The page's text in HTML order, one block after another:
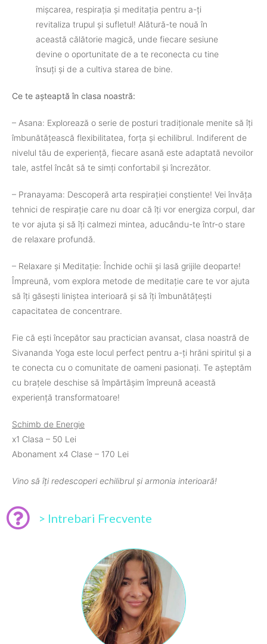
mișcarea, respirația și meditația pentru a-ți
revitaliza trupul și sufletul! Alătură-te nouă în
această călătorie magică, unde fiecare sesiune
devine o oportunitate de a te reconecta cu tine
însuți și de a cultiva starea de bine.
Ce te așteaptă în clasa noastră:
– Asana: Explorează o serie de posturi tradiționale menite să îți
îmbunătățească flexibilitatea, forța și echilibrul. Indiferent de
nivelul tău de experiență, fiecare asană este adaptată nevoilor
tale, astfel încât să te simți confortabil și încrezător.
– Pranayama: Descoperă arta respirației conștiente! Vei învăța
tehnici de respirație care nu doar că îți vor energiza corpul, dar
te vor ajuta și să îți calmezi mintea, aducându-te într-o stare
de relaxare profundă.
– Relaxare și Meditație: Închide ochii și lasă grijile deoparte!
Împreună, vom explora metode de meditație care te vor ajuta
să îți găsești liniștea interioară și să îți îmbunătățești
capacitatea de concentrare.
Fie că ești începător sau practician avansat, clasa noastră de
Sivananda Yoga este locul perfect pentru a-ți hrăni spiritul și a
te conecta cu o comunitate de oameni pasionați. Te așteptăm
cu brațele deschise să împărtășim împreună această
experiență transformatoare!
Schimb de Energie
x1 Clasa – 50 Lei
Abonament x4 Clase – 170 Lei
Vino să îți redescoperi echilibrul și armonia interioară!
> Intrebari Frecvente